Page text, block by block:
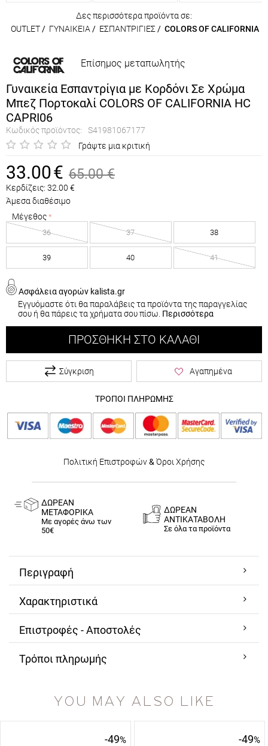
Δες περισσότερα προϊόντα σε:
OUTLET / ΓΥΝΑΙΚΕΙΑ / ΕΣΠΑΝΤΡΙΓΙΕΣ / COLORS OF CALIFORNIA
Επίσημος μεταπωλητής
Γυναικεία Εσπαντρίγια με Κορδόνι Σε Χρώμα
Μπεζ Πορτοκαλί COLORS OF CALIFORNIA HC
CAPRI06
Κωδικός προϊόντος:
S41981067177
Γράψτε μια κριτική
33.00€ 65.00 €
Κερδίζεις: 32.00 €
Άμεσα διαθέσιμο
Μέγεθος
36 37 38
39 40 41
Ασφάλεια αγορών kalista.gr
Εγγυόμαστε ότι θα παραλάβεις τα προϊόντα της παραγγελίας
σου ή θα πάρεις τα χρήματα σου πίσω. Περισσότερα
ΠΡΟΣΘΉΚΗ ΣΤΟ ΚΑΛΆΘΙ
Σύγκριση Αγαπημένα
ΤΡΟΠΟΙ ΠΛΗΡΩΜΗΣ
Πολιτική Επιστροφών& Όροι Χρήσης
ΔΩΡΕΑΝ
ΜΕΤΑΦΟΡΙΚΑ
Με αγορές άνω των
50€
ΔΩΡΕΑΝ
ΑΝΤΙΚΑΤΑΒΟΛΗ
Σε όλα τα προϊόντα
Περιγραφή
Χαρακτηριστικά
Επιστροφές - Αποστολές
Τρόποι πληρωμής
YOU MAY ALSO LIKE
-49% -49%